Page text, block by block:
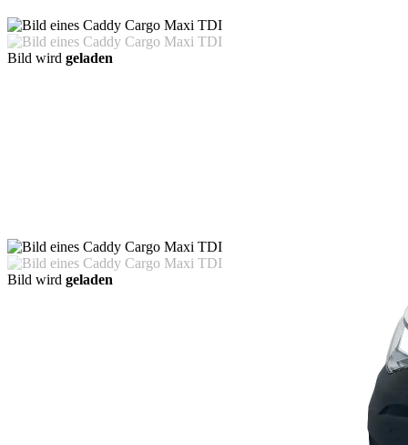
Bild wird geladen
Bild wird geladen